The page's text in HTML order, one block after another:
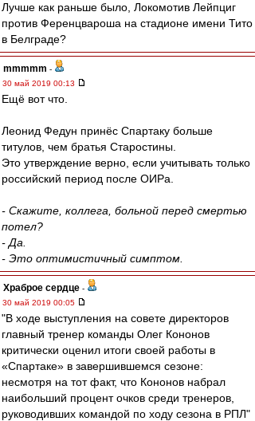
Лучше как раньше было, Локомотив Лейпциг
против Ференцвароша на стадионе имени Тито
в Белграде?
mmmmm -
30 май 2019 00:13
Ещё вот что.
Леонид Федун принёс Спартаку больше
титулов, чем братья Старостины.
Это утверждение верно, если учитывать только
российский период после ОИРа.
- Скажите, коллега, больной перед смертью
потел?
- Да.
- Это оптимистичный симптом.
Храброе сердце -
30 май 2019 00:05
"В ходе выступления на совете директоров
главный тренер команды Олег Кононов
критически оценил итоги своей работы в
«Спартаке» в завершившемся сезоне:
несмотря на тот факт, что Кононов набрал
наибольший процент очков среди тренеров,
руководивших командой по ходу сезона в РПЛ"